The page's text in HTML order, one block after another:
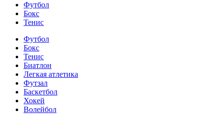
Футбол
Бокс
Тенис
Футбол
Бокс
Тенис
Биатлон
Легкая атлетика
Футзал
Баскетбол
Хокей
Волейбол